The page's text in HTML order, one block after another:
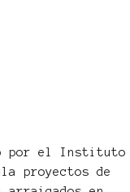
por el Instituto
proyectos de